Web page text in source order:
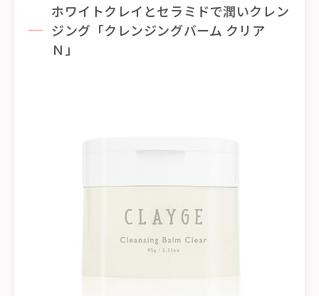
ホワイトクレイとセラミドで潤いクレン
ジング「クレンジングバーム クリア
Ｎ」